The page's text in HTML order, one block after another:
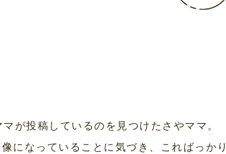
が投稿しているのを見つけたさやママ。
になっていることに気づき、こればっかり